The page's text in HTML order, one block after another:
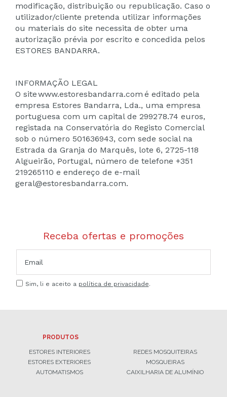
modificação, distribuição ou republicação. Caso o
utilizador/cliente pretenda utilizar informações
ou materiais do site necessita de obter uma
autorização prévia por escrito e concedida pelos
ESTORES BANDARRA.
INFORMAÇÃO LEGAL
O site www.estoresbandarra.com é editado pela
empresa Estores Bandarra, Lda., uma empresa
portuguesa com um capital de 299278.74 euros,
registada na Conservatória do Registo Comercial
sob o número 501636943, com sede social na
Estrada da Granja do Marquês, lote 6, 2725-118
Algueirão, Portugal, número de telefone +351
219265110 e endereço de e-mail
geral@estoresbandarra.com.
Receba ofertas e promoções
Sim, li e aceito a política de privacidade.
PRODUTOS
ESTORES INTERIORES
ESTORES EXTERIORES
AUTOMATISMOS
REDES MOSQUITEIRAS
MOSQUEIRAS
CAIXILHARIA DE ALUMÍNIO